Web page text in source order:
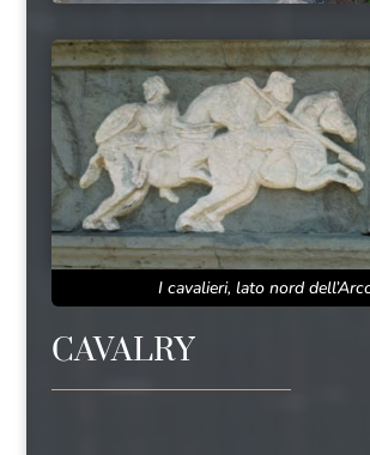
I cavalieri, lato nord
CAVALRY